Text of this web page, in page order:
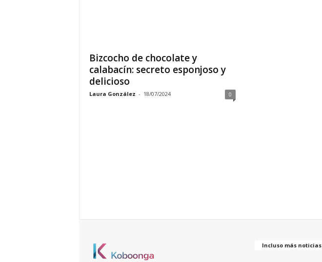
Bizcocho de chocolate y
calabacín: secreto esponjoso y
delicioso
Laura González - 18/07/2024 0
Incluso más noticias